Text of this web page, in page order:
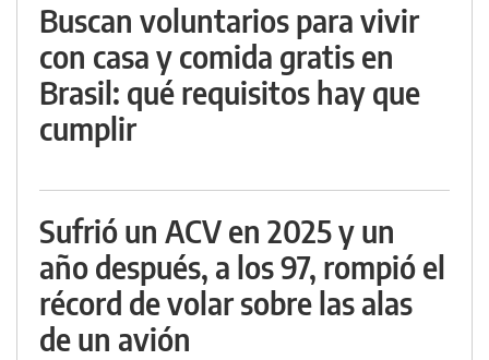
Buscan voluntarios para vivir
con casa y comida gratis en
Brasil: qué requisitos hay que
cumplir
Sufrió un ACV en 2025 y un
año después, a los 97, rompió el
récord de volar sobre las alas
de un avión